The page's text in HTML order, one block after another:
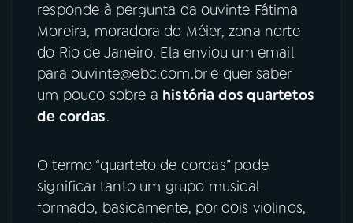
PODCASTS
06 VIDEOCASTS
PRÊMIO RÁDIO MEC
responde à pergunta da ouvinte Fátima
Moreira, moradora do Méier, zona norte
do Rio de Janeiro. Ela enviou um email
para ouvinte@ebc.com.br e quer saber
um pouco sobre a história dos quartetos
de cordas.
O termo “quarteto de cordas” pode
significar tanto um grupo musical
formado, basicamente, por dois violinos,